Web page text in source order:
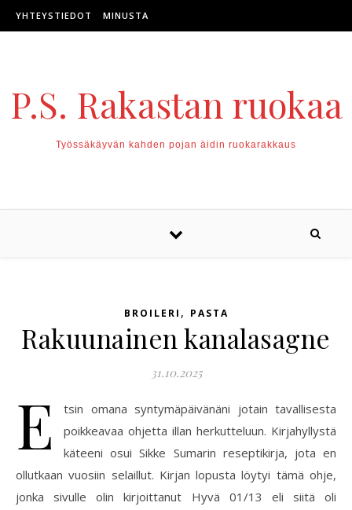
Skip to content
YHTEYSTIEDOT MINUSTA
P.S. Rakastan ruokaa
Työssäkäyvän kahden pojan äidin ruokarakkaus
BROILERI , PASTA
Rakuunainen kanalasagne
31.10.2025
E
tsin omana syntymäpäivänäni jotain tavallisesta
poikkeavaa ohjetta illan herkutteluun. Kirjahyllystä
käteeni osui Sikke Sumarin reseptikirja, jota en
ollutkaan vuosiin selaillut. Kirjan lopusta löytyi tämä ohje,
jonka sivulle olin kirjoittanut Hyvä 01/13 eli siitä oli